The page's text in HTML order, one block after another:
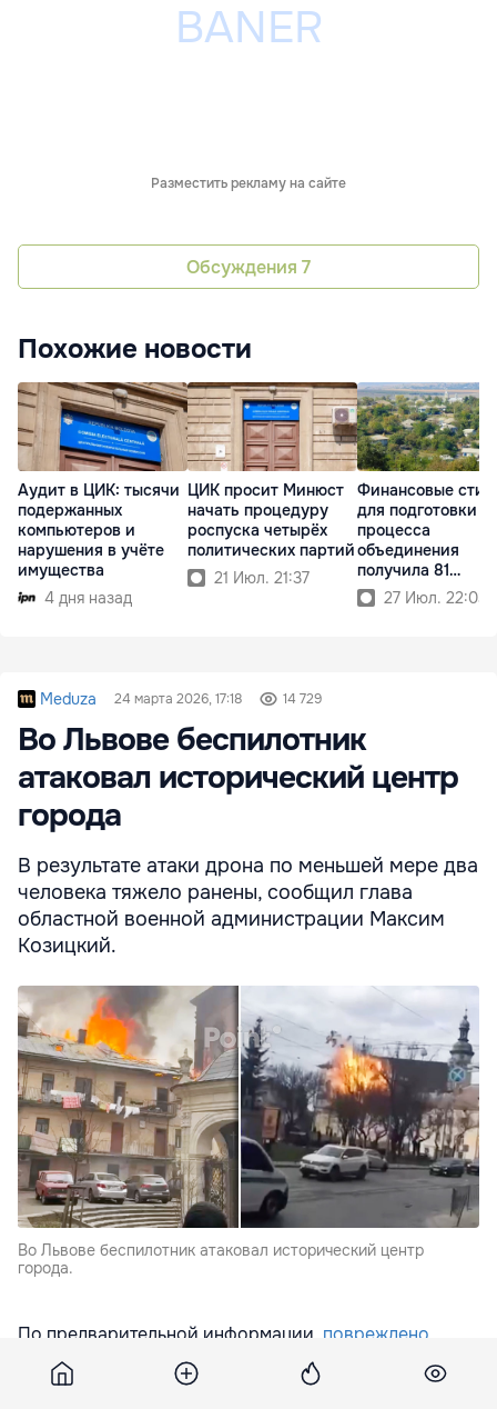
Разместить рекламу на сайте
Обсуждения 7
Похожие новости
Аудит в ЦИК: тысячи
подержанных
компьютеров и
нарушения в учёте
имущества
4 дня назад
ЦИК просит Минюст
начать процедуру
роспуска четырёх
политических партий
21 Июл. 21:37
Финансовые
для подготовки
процесса
объединения
получила 81
примэрия
27 Июл. 22:03
Meduza 24 марта 2026, 17:18 14 729
Во Львове беспилотник
атаковал исторический центр
города
В результате атаки дрона по меньшей мере два
человека тяжело ранены, сообщил глава
областной военной администрации Максим
Козицкий.
Во Львове беспилотник атаковал исторический центр
города.
По предварительной информации, повреждено
здание, являющееся объектом Всемирного наследия
ЮНЕСКО.